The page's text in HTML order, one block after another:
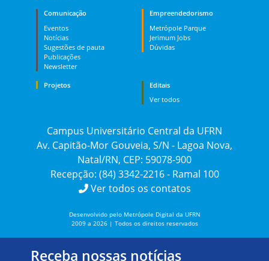
Comunicação
Eventos
Notícias
Sugestões de pauta
Publicações
Newsletter
Empreendedorismo
Metrópole Parque
Jerimum Jobs
Dúvidas
Projetos
Editais
Ver todos
Campus Universitário Central da UFRN
Av. Capitão-Mor Gouveia, S/N - Lagoa Nova,
Natal/RN, CEP: 59078-900
Recepção: (84) 3342-2216 - Ramal 100
Ver todos os contatos
Desenvolvido pelo Metrópole Digital da UFRN
2009 a 2026 | Todos os direitos reservados
Receba nossas notícias